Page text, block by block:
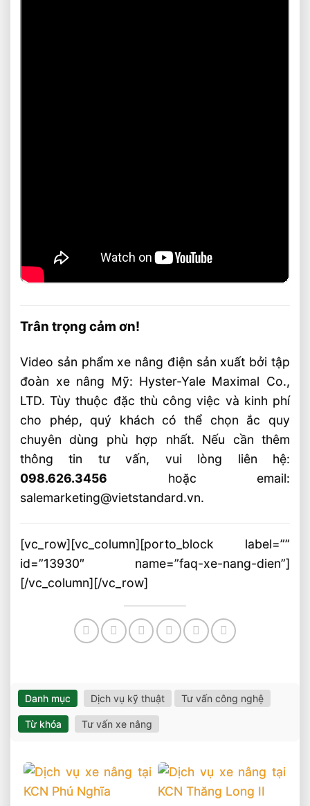
Trân trọng cảm ơn!
Video sản phẩm xe nâng điện sản xuất bởi tập
đoàn xe nâng Mỹ: Hyster-Yale Maximal Co.,
LTD. Tùy thuộc đặc thù công việc và kinh phí
cho phép, quý khách có thể chọn ắc quy
chuyên dùng phù hợp nhất. Nếu cần thêm
thông tin tư vấn, vui lòng liên hệ:
098.626.3456 hoặc email:
salemarketing@vietstandard.vn.
[vc_row][vc_column][porto_block label=””
id=”13930″ name=”faq-xe-nang-dien”]
[/vc_column][/vc_row]
Danh mục Dịch vụ kỹ thuật Tư vấn công nghệ
Từ khóa Tư vấn xe nâng